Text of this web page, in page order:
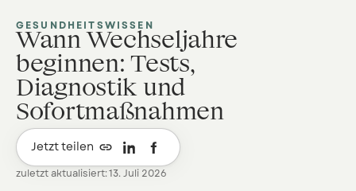
GESUNDHEITSWISSEN
Wann Wechseljahre
beginnen: Tests,
Diagnostik und
Sofortmaßnahmen
Jetzt teilen 
zuletzt aktualisiert: 13. Juli 2026